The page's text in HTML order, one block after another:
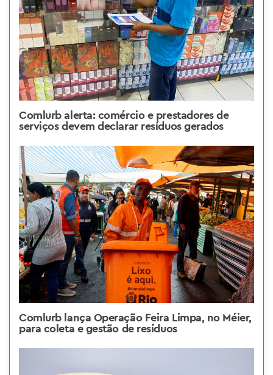
Comlurb alerta: comércio e prestadores de
serviços devem declarar resíduos gerados
Comlurb lança Operação Feira Limpa, no Méier,
para coleta e gestão de resíduos